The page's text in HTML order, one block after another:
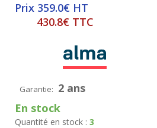
Prix 359.0€ HT
430.8€ TTC
Garantie: 2 ans
En stock
Quantité en stock : 3